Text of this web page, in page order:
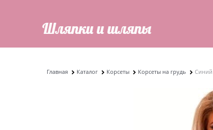
Главная Каталог Корсеты Корсеты на грудь